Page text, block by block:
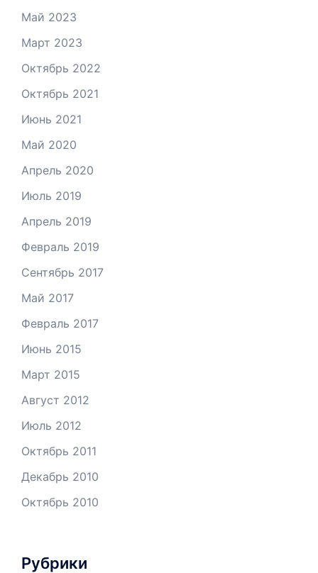
Май 2023
Март 2023
Октябрь 2022
Октябрь 2021
Июнь 2021
Май 2020
Апрель 2020
Июль 2019
Апрель 2019
Февраль 2019
Сентябрь 2017
Май 2017
Февраль 2017
Июнь 2015
Март 2015
Август 2012
Июль 2012
Октябрь 2011
Декабрь 2010
Октябрь 2010
Рубрики